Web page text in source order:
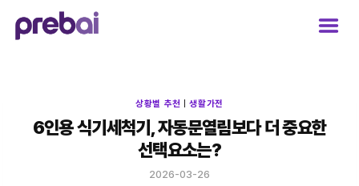
상황별 추천 |생활가전
6인용 식기세척기, 자동문열림보다 더 중요한
선택요소는?
2026-03-26